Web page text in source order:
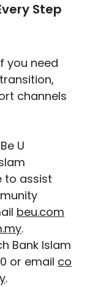
Step
you need
channels
U
to assist
beu.com
.
Bank Islam
or email co
.